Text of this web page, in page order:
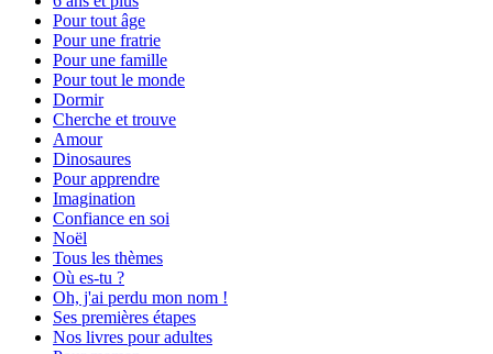
Pour tout âge
Pour une fratrie
Pour une famille
Pour tout le monde
Dormir
Cherche et trouve
Amour
Dinosaures
Pour apprendre
Imagination
Confiance en soi
Noël
Tous les thèmes
Où es-tu ?
Oh, j'ai perdu mon nom !
Ses premières étapes
Nos livres pour adultes